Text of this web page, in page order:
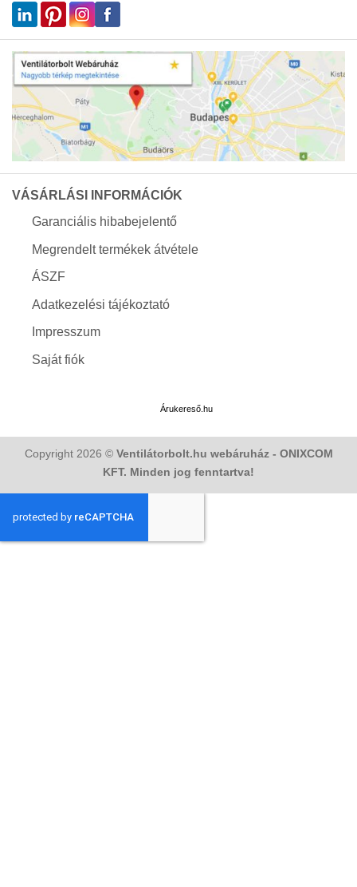
VÁSÁRLÁSI INFORMÁCIÓK
Garanciális hibabejelentő
Megrendelt termékek átvétele
ÁSZF
Adatkezelési tájékoztató
Impresszum
Saját fiók
Árukereső.hu
Copyright 2026 © Ventilátorbolt.hu webáruház - ONIXCOM
KFT. Minden jog fenntartva!